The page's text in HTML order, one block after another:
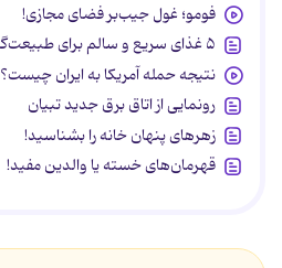
فومو؛ غول جیب‌بر فضای مجازی!
۵ غذای سریع و سالم برای طبیعت‌گردی
نتیجه حمله آمریکا به ایران چیست؟
رونمایی از اتاق برق جدید تبیان
زهرهای پنهان خانه را بشناسید!
قهرمان‌های خسته یا والدین مفید!